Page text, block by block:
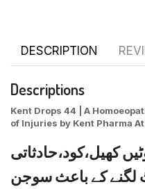
DESCRIPTION
Descriptions
Kent Drops 44 | A
of Injuries by Kent Pharma
کھیل،کود،حادثاتی
کے باعث سوجن